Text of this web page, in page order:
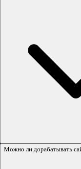
Можно ли дорабатывать